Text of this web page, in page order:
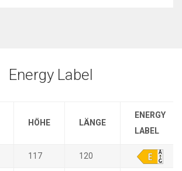
Energy Label
HÖHE LÄNGE
ENERGY
LABEL
117 120